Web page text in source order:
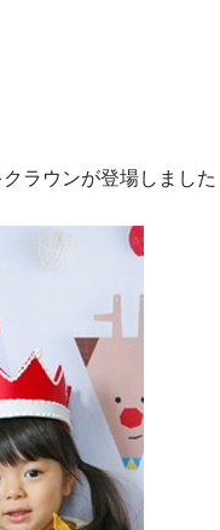
ラウンが登場しました